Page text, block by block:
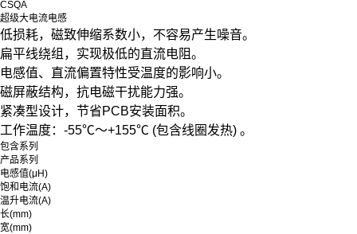
CSQA
超级大电流电感
低损耗，磁致伸缩系数小，不容易产生噪音。
扁平线绕组，实现极低的直流电阻。
电感值、直流偏置特性受温度的影响小。
磁屏蔽结构，抗电磁干扰能力强。
紧凑型设计，节省PCB安装面积。
工作温度：-55℃～+155℃ (包含线圈发热) 。
包含系列
产品系列
电感值(μH)
饱和电流(A)
温升电流(A)
长(mm)
宽(mm)